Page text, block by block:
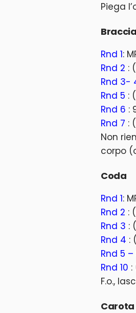
Piega
Rnd 1:
Rnd 2 :
Rnd 3-
Rnd 5 :
Rnd 6 :
Rnd 7 :
Non
corpo
Coda
Rnd 1:
Rnd 2 :
Rnd 3 :
Rnd 4 :
Rnd 5 –
Rnd 10
F.o.,
Carota